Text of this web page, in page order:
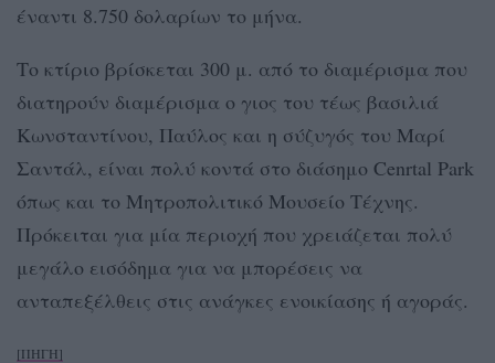
έναντι 8.750 δολαρίων το μήνα.
Το κτίριο βρίσκεται 300 μ. από το διαμέρισμα που
διατηρούν διαμέρισμα ο γιος του τέως βασιλιά
Κωνσταντίνου, Παύλος και η σύζυγός του Μαρί
Σαντάλ, είναι πολύ κοντά στο διάσημο Cenrtal Park
όπως και το Μητροπολιτικό Μουσείο Τέχνης.
Πρόκειται για μία περιοχή που χρειάζεται πολύ
μεγάλο εισόδημα για να μπορέσεις να
ανταπεξέλθεις στις ανάγκες ενοικίασης ή αγοράς.
[ΠΗΓΗ]